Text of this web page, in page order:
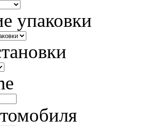
упаковки